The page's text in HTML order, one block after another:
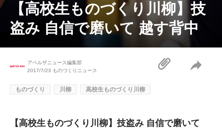
【高校生ものづくり川柳】技
盗み 自信で磨いて 越す背中
アペルザニュース編集部
2017/7/23 ものづくりニュース
ものづくり 川柳 高校生ものづくり川柳
【高校生ものづくり川柳】技盗み 自信で磨いて